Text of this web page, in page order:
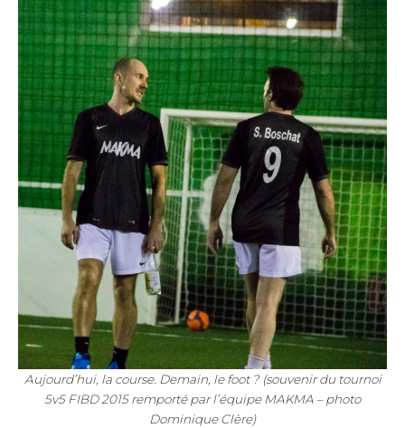
Aujourd’hui, la course. Demain, le foot ? (souvenir du tournoi
5v5 FIBD 2015 remporté par l’équipe MAKMA – photo
Dominique Clère)